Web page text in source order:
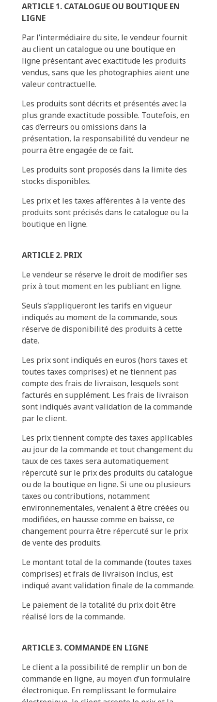
ARTICLE 1. CATALOGUE OU BOUTIQUE EN
LIGNE
Par l’intermédiaire du site, le vendeur fournit
au client un catalogue ou une boutique en
ligne présentant avec exactitude les produits
vendus, sans que les photographies aient une
valeur contractuelle.
Les produits sont décrits et présentés avec la
plus grande exactitude possible. Toutefois, en
cas d’erreurs ou omissions dans la
présentation, la responsabilité du vendeur ne
pourra être engagée de ce fait.
Les produits sont proposés dans la limite des
stocks disponibles.
Les prix et les taxes afférentes à la vente des
produits sont précisés dans le catalogue ou la
boutique en ligne.
ARTICLE 2. PRIX
Le vendeur se réserve le droit de modifier ses
prix à tout moment en les publiant en ligne.
Seuls s’appliqueront les tarifs en vigueur
indiqués au moment de la commande, sous
réserve de disponibilité des produits à cette
date.
Les prix sont indiqués en euros (hors taxes et
toutes taxes comprises) et ne tiennent pas
compte des frais de livraison, lesquels sont
facturés en supplément. Les frais de livraison
sont indiqués avant validation de la commande
par le client.
Les prix tiennent compte des taxes applicables
au jour de la commande et tout changement du
taux de ces taxes sera automatiquement
répercuté sur le prix des produits du catalogue
ou de la boutique en ligne. Si une ou plusieurs
taxes ou contributions, notamment
environnementales, venaient à être créées ou
modifiées, en hausse comme en baisse, ce
changement pourra être répercuté sur le prix
de vente des produits.
Le montant total de la commande (toutes taxes
comprises) et frais de livraison inclus, est
indiqué avant validation finale de la commande.
Le paiement de la totalité du prix doit être
réalisé lors de la commande.
ARTICLE 3. COMMANDE EN LIGNE
Le client a la possibilité de remplir un bon de
commande en ligne, au moyen d’un formulaire
électronique. En remplissant le formulaire